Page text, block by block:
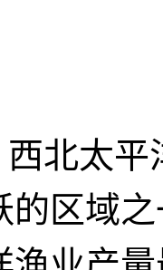
西北太平
的区域